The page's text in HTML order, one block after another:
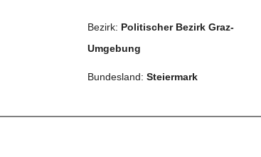
Bezirk: Politischer Bezirk Graz-
Umgebung
Bundesland: Steiermark